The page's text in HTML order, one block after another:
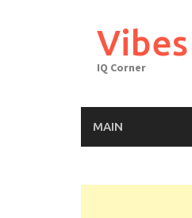
IQ Corner
MAIN